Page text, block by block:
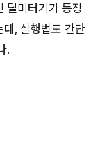
딜미터기가 등장
, 실행법도 간단
.